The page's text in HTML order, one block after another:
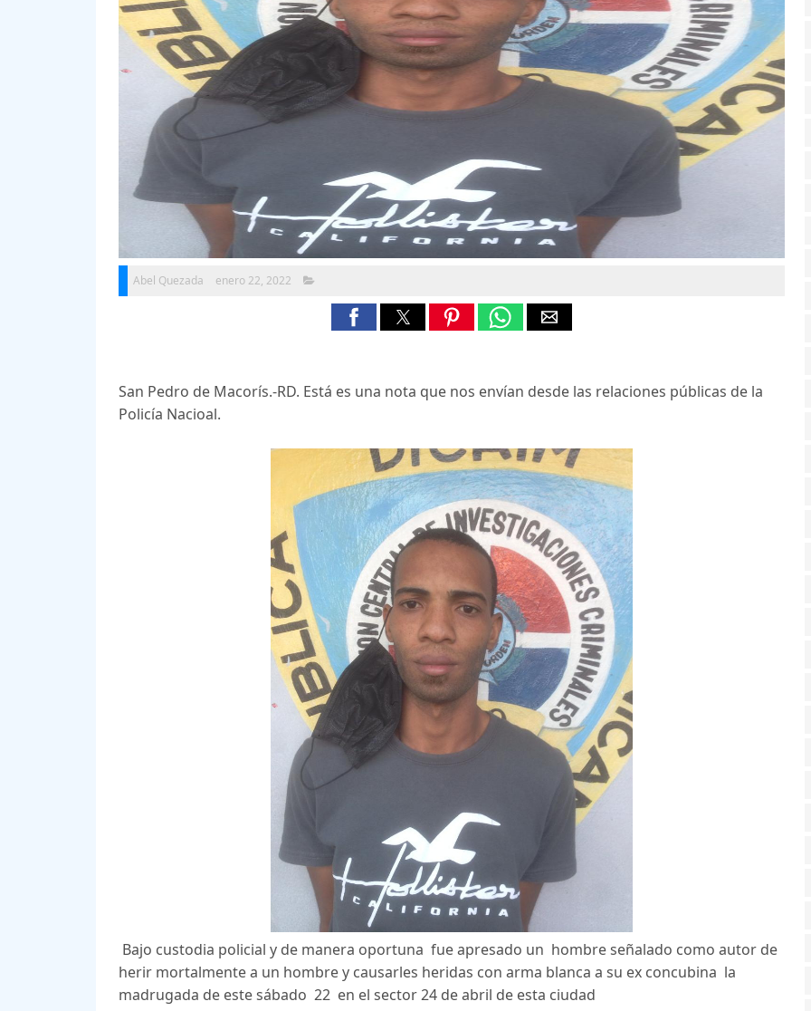
Abel Quezada enero 22, 2022
San Pedro de Macorís.-RD. Está es una nota que nos envían desde las relaciones públicas de la
Policía Nacioal.
Bajo custodia policial y de manera oportuna fue apresado un hombre señalado como autor de
herir mortalmente a un hombre y causarles heridas con arma blanca a su ex concubina la
madrugada de este sábado 22 en el sector 24 de abril de esta ciudad